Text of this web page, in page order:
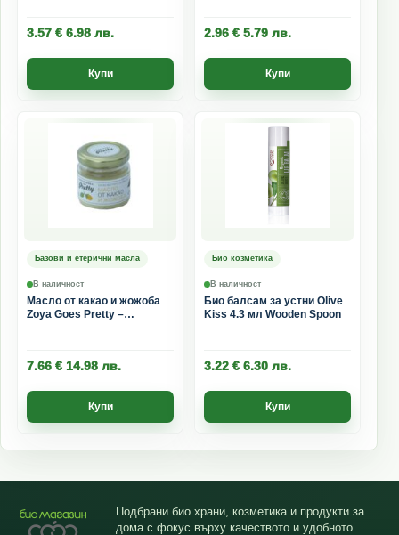
3.57 € 6.98 лв.
Купи
2.96 € 5.79 лв.
Купи
Базови и етерични масла
В наличност
Масло от какао и жожоба
Zoya Goes Pretty –
7.66 € 14.98 лв.
Купи
Био козметика
В наличност
Био балсам за устни Olive
Kiss 4.3 мл Wooden Spoon
3.22 € 6.30 лв.
Купи
Подбрани био храни, козметика и продукти за
дома с фокус върху качеството и удобното